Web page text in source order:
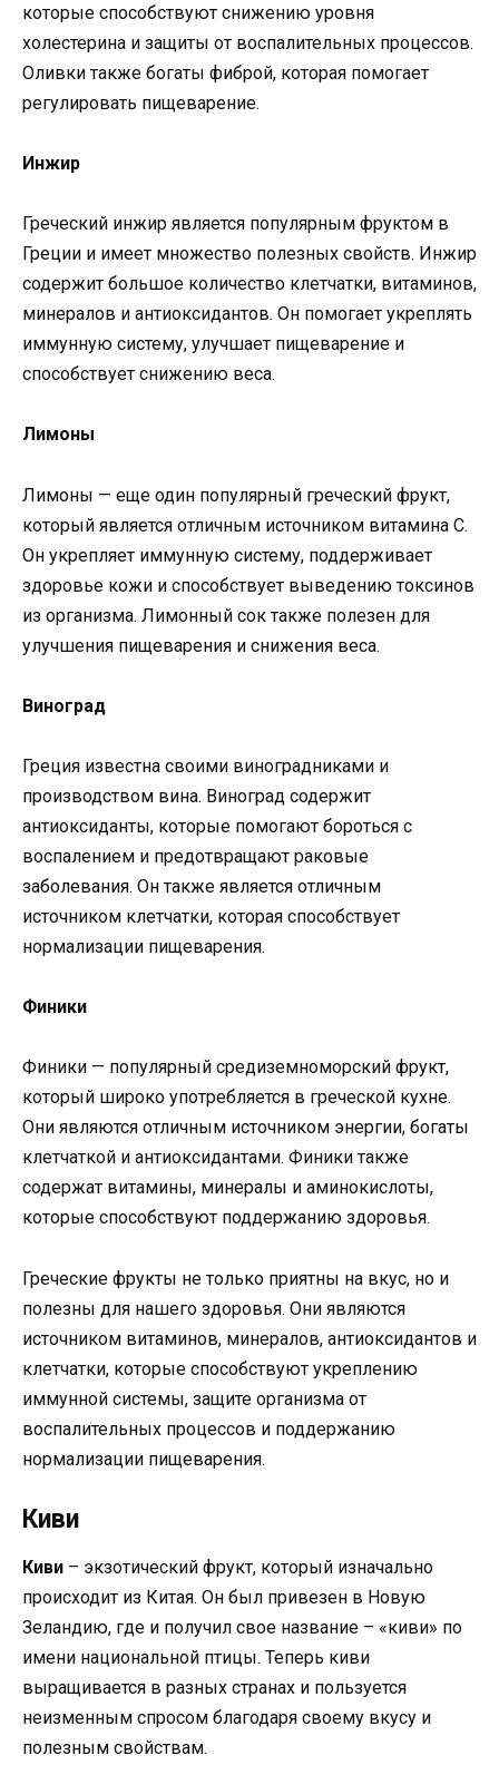
которые способствуют снижению уровня
холестерина и защиты от воспалительных процессов.
Оливки также богаты фиброй, которая помогает
регулировать пищеварение.
Инжир
Греческий инжир является популярным фруктом в
Греции и имеет множество полезных свойств. Инжир
содержит большое количество клетчатки, витаминов,
минералов и антиоксидантов. Он помогает укреплять
иммунную систему, улучшает пищеварение и
способствует снижению веса.
Лимоны
Лимоны — еще один популярный греческий фрукт,
который является отличным источником витамина C.
Он укрепляет иммунную систему, поддерживает
здоровье кожи и способствует выведению токсинов
из организма. Лимонный сок также полезен для
улучшения пищеварения и снижения веса.
Виноград
Греция известна своими виноградниками и
производством вина. Виноград содержит
антиоксиданты, которые помогают бороться с
воспалением и предотвращают раковые
заболевания. Он также является отличным
источником клетчатки, которая способствует
нормализации пищеварения.
Финики
Финики — популярный средиземноморский фрукт,
который широко употребляется в греческой кухне.
Они являются отличным источником энергии, богаты
клетчаткой и антиоксидантами. Финики также
содержат витамины, минералы и аминокислоты,
которые способствуют поддержанию здоровья.
Греческие фрукты не только приятны на вкус, но и
полезны для нашего здоровья. Они являются
источником витаминов, минералов, антиоксидантов и
клетчатки, которые способствуют укреплению
иммунной системы, защите организма от
воспалительных процессов и поддержанию
нормализации пищеварения.
Киви
Киви – экзотический фрукт, который изначально
происходит из Китая. Он был привезен в Новую
Зеландию, где и получил свое название – «киви» по
имени национальной птицы. Теперь киви
выращивается в разных странах и пользуется
неизменным спросом благодаря своему вкусу и
полезным свойствам.